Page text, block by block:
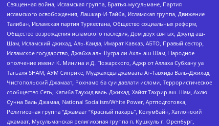
Священная война, Исламская группа, Братья-мусульмане, Партия
исламского освобождения, Лашкар-И-Тайба, Исламская группа, Движение
Талибан, Исламская партия Туркестана, Общество социальных реформ,
Общество возрождения исламского наследия, Дом двух святых, Джунд аш-
Шам, Исламский джихад, Аль-Каида, Имарат Кавказ, АБТО, Правый сектор,
Исламское государство, Джабха аль-Нусра ли-Ахль аш-Шам, Народное
ополчение имени К. Минина и Д. Пожарского, Аджр от Аллаха Субхану уа
Тагьаля SHAM, АУМ Синрике, Муджахеды джамаата Ат-Тавхида Валь-Джихад,
Чистопольский Джамаат, Рохнамо ба суи давлати исломи, Террористическое
сообщество Сеть, Катиба Таухид валь-Джихад, Хайят Тахрир аш-Шам, Ахлю
Сунна Валь Джамаа, National Socialism/White Power, Артподготовка,
Религиозная группа “Джамаат “Красный пахарь”, Колумбайн, Хатлонский
джамаат, Мусульманская религиозная группа п. Кушкуль г. Оренбург,